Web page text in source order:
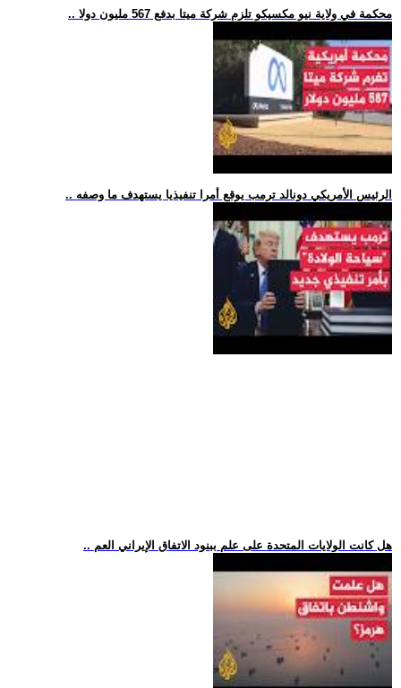
.. محكمة في ولاية نيو مكسيكو تلزم شركة ميتا بدفع 567 مليون دولا
.. الرئيس الأمريكي دونالد ترمب يوقع أمرا تنفيذيا يستهدف ما وصفه
.. هل كانت الولايات المتحدة على علم ببنود الاتفاق الإيراني العم